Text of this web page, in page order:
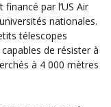
financé par l’US Air
nationales.
télescopes
de résister à
à 4 000 mètres